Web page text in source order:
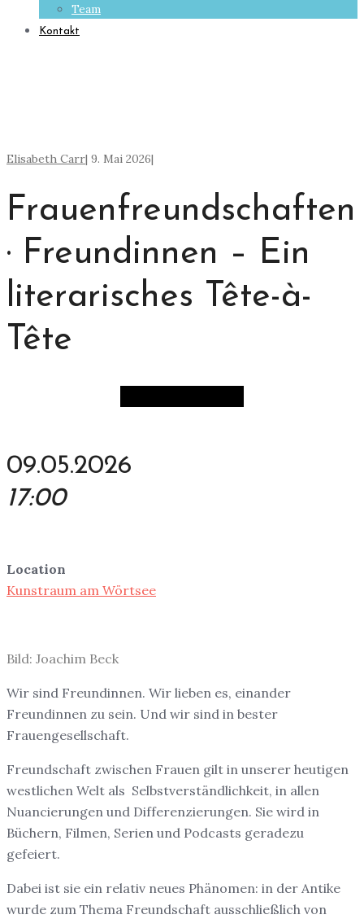
Team
Kontakt
Elisabeth Carr| 9. Mai 2026|
Frauenfreundschaften
· Freundinnen – Ein
literarisches Tête-à-
Tête
09.05.2026
17:00
Location
Kunstraum am Wörtsee
Bild: Joachim Beck
Wir sind Freundinnen. Wir lieben es, einander
Freundinnen zu sein. Und wir sind in bester
Frauengesellschaft.
Freundschaft zwischen Frauen gilt in unserer heutigen
westlichen Welt als Selbstverständlichkeit, in allen
Nuancierungen und Differenzierungen. Sie wird in
Büchern, Filmen, Serien und Podcasts geradezu
gefeiert.
Dabei ist sie ein relativ neues Phänomen: in der Antike
wurde zum Thema Freundschaft ausschließlich von